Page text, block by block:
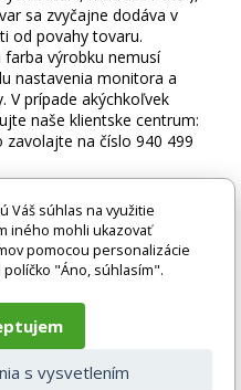
sa zvyčajne dodáva v
od povahy tovaru.
výrobku nemusí
nastavenia monitora a
V prípade akýchkoľvek
naše klientske centrum:
zavolajte na číslo 940 499
80
140
Váš súhlas na využitie
iného mohli ukazovať
pomocou personalizácie
"Áno, súhlasím".
s vysvetlením